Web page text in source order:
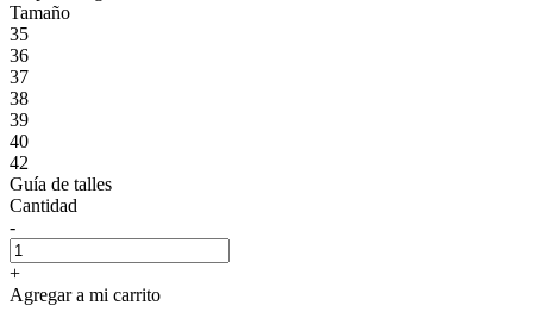
Tamaño
35
36
37
38
39
40
42
Guía de talles
Cantidad
-
+
Agregar a mi carrito